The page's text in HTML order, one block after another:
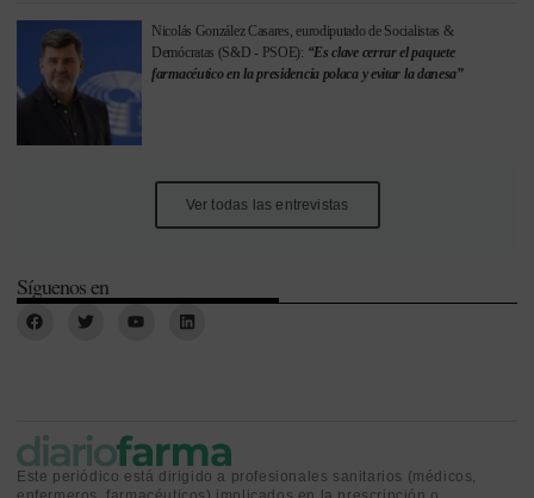
Nicolás González Casares, eurodiputado de Socialistas &
Demócratas (S&D - PSOE): “Es clave cerrar el paquete
farmacéutico en la presidencia polaca y evitar la danesa”
Ver todas las entrevistas
Síguenos en
Este periódico está dirigido a profesionales sanitarios (médicos,